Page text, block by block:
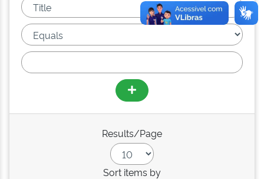
Results/Page
Sort items by